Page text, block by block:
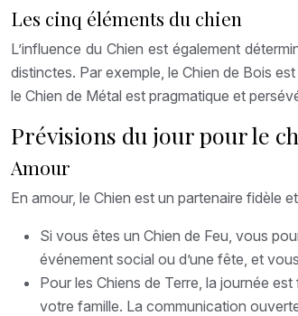
Les cinq éléments du chien
L’influence du Chien est également
distinctes. Par exemple, le Chien de Bois
le Chien de Métal est pragmatique et
Prévisions du jour pour le
Amour
En amour, le Chien est un partenaire fidèle
Si vous êtes un Chien de Feu, vous
événement social ou d’une fête, et
Pour les Chiens de Terre, la journée
votre famille. La communication